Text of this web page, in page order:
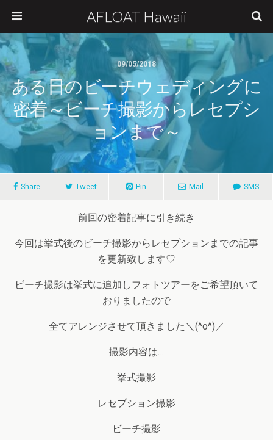
AFLOAT Hawaii
09/05/2018
ある日のビーチウェディングに
密着～ビーチ撮影からレセプシ
ョンまで～
Share Tweet Pin Mail SMS
前回の密着記事に引き続き
今回は挙式後のビーチ撮影からレセプションまでの記事
を更新致します♡
ビーチ撮影は挙式に追加しフォトツアーをご希望頂いて
おりましたので
全てアレンジさせて頂きました＼(^o^)／
撮影内容は…
挙式撮影
レセプション撮影
ビーチ撮影